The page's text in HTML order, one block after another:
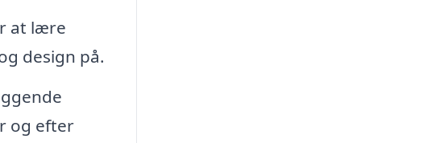
at lære
design på.
og efter